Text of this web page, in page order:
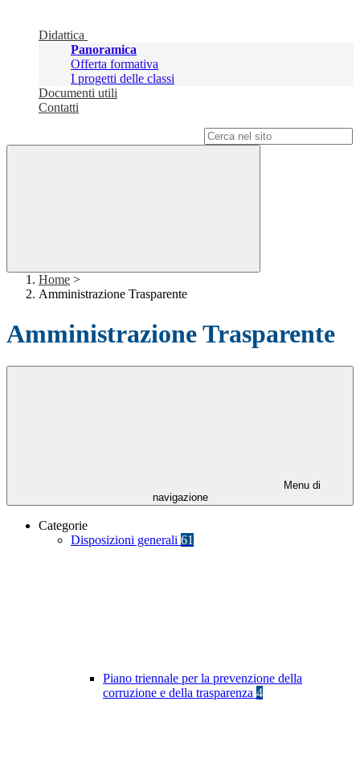
Didattica
Panoramica
Offerta formativa
I progetti delle classi
Documenti utili
Contatti
Home >
Amministrazione Trasparente
Amministrazione Trasparente
Menu di
navigazione
Categorie
Disposizioni generali 61
Piano triennale per la prevenzione della
corruzione e della trasparenza 4